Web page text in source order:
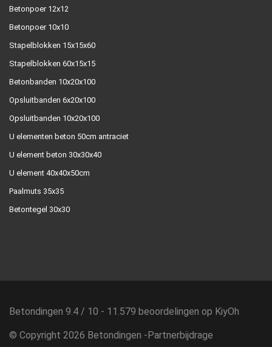
Betonpoer 12x12
Betonpoer 10x10
Stapelblokken 15x15x60
Stapelblokken 60x15x15
Betonbanden 10x20x100
Opsluitbanden 6x20x100
Opsluitbanden 10x20x100
U elementen beton 50cm antraciet
U element beton 30x30x40
U element 40x40x50cm
Paalmuts 35x35
Betontegel 30x30
Betondingen 9.4 / 10 - 11.579 beoordelingen op KiyOh
© Copyright 2026 Betondingen - Partnerbijdrage